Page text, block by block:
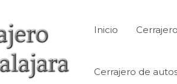
Inicio Cerrajero
Cerrajero de